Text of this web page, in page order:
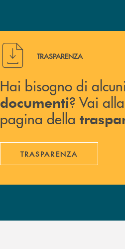
Hai bisogno di alcuni
TRASPARENZA
Hai bisogno di
documenti? Vai alla
pagina della
TRASPARENZA